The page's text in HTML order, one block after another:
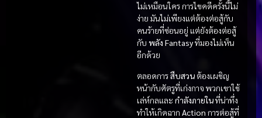
ไม่เหมือนใคร การไขคดีครั้งนี้ไม่
ง่าย มันไม่เพียงแต่ต้องต่อสู้กับ
คนร้ายที่ซ่อนอยู่ แต่ยังต้องต่อสู้
กับ พลัง Fantasyที่มองไม่เห็น
อีกด้วย
ตลอดการสืบสวน ต้องเผชิญ
หน้ากับศัตรูที่เก่งกาจ พวกเขาใช้
เล่ห์กลและ กำลังภายในที่น่าทึ่ง
ทำให้เกิดฉาก Action การต่อสู้ที่